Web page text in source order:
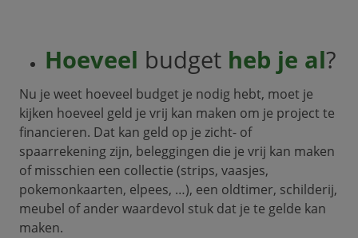
Hoeveel budget heb je al?
Nu je weet hoeveel budget je nodig hebt, moet je
kijken hoeveel geld je vrij kan maken om je project te
financieren. Dat kan geld op je zicht- of
spaarrekening zijn, beleggingen die je vrij kan maken
of misschien een collectie (strips, vaasjes,
pokemonkaarten, elpees, …), een oldtimer, schilderij,
meubel of ander waardevol stuk dat je te gelde kan
maken.